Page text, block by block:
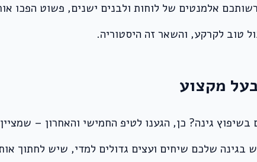
אלמנטים של לוחות ולבנים ישנים, פשוט הפכו
טוב לקרקע, והשאר זה היסטוריה.
לישורת האחרונה, בדיון אודות 5 טיפים בשיפוץ גינה? כן, הגענו לטיפ
שלכם שיחים ועצים גדולים למדי, שיש לחתוך